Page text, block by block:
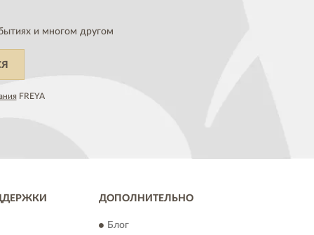
и многом другом
FREYA
ДОПОЛНИТЕЛЬНО
Блог